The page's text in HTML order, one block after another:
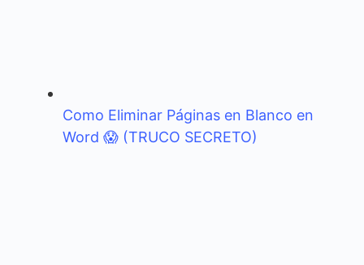
Como Eliminar Páginas en Blanco en
Word 😱 (TRUCO SECRETO)